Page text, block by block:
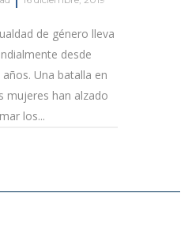
de género lleva
desde
Una batalla en
mujeres han alzado
los...